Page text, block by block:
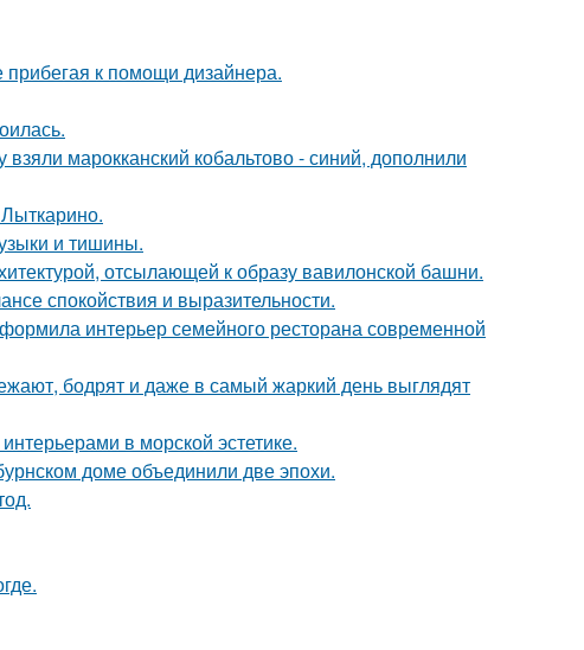
к помощи дизайнера.
марокканский кобальтово - синий, дополнили
и тишины.
отсылающей к образу вавилонской башни.
спокойствия и выразительности.
интерьер семейного ресторана современной
бодрят и даже в самый жаркий день выглядят
в морской эстетике.
доме объединили две эпохи.